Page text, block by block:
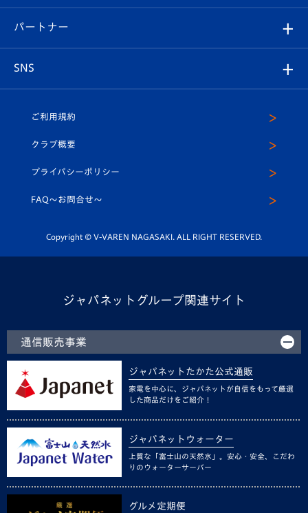
メディア
ホームタウン
マスコット紹介
平和祈念活動
ホームタウン活動
ヴィヴィくんの長崎おもてなしガイド
スタジアムグルメ
V-LOVERS（ファンクラブ）
プレイヤーズスイート
店舗情報
育成からのお知らせ
U-18
スクール
パートナー
SNS
ヴィヴィくんインスタグラム
公式LINE＠
ご利用規約
クラブ概要
プライバシーポリシー
FAQ〜お問合せ〜
Copyright © V-VAREN NAGASAKI. ALL RIGHT RESERVED.
ジャパネットグループ関連サイト
通信販売事業
ジャパネットたかた公式通販
家電を中心に、ジャパネットが自信をもって厳選
した商品だけをご紹介！
ジャパネットウォーター
上質な「富士山の天然水」。安心・安全、こだわ
りのウォーターサーバー
グルメ定期便